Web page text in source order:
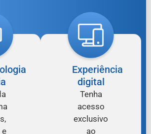
e
Experiência
digital
Tenha
acesso
exclusivo
ao